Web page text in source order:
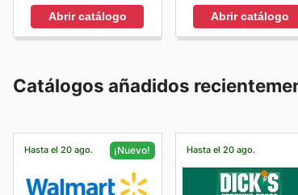
Abrir catálogo Abrir catálogo
Catálogos añadidos
Hasta el 20 ago. ¡Nuevo! Hasta el 20 ago.